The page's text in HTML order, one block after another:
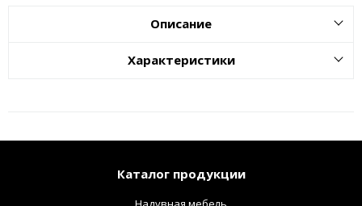
Описание
Характеристики
Каталог продукции